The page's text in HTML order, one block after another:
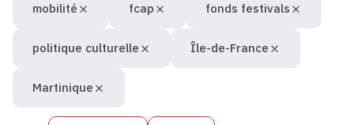
mobilité fcap fonds festivals
politique culturelle Île-de-France
Martinique